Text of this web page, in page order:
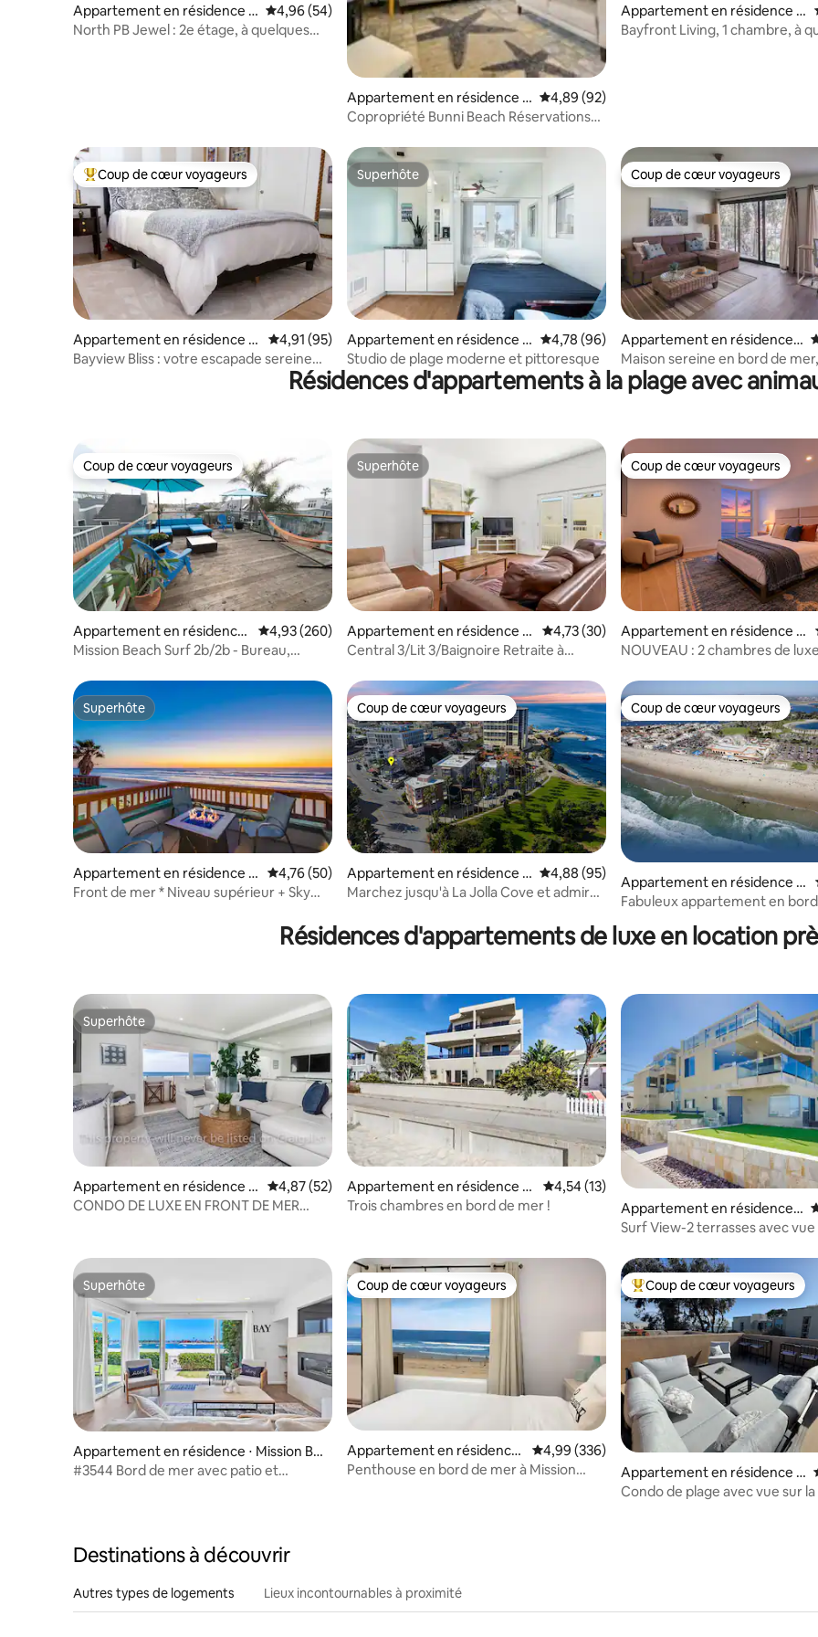
Appartement en résidence ⋅
La Jolla
Évaluation moyenne sur la base de 54 commentaires : 4,96 sur 5
4,96 (54)
North PB Jewel : 2e étage, à quelques
Appartement en résidence ⋅
Mission Beach
Évaluation moyenne sur la base de 92
4,89 (92)
Copropriété Bunni Beach Réservations
Appartement en résidence ⋅
Mission Beach
Bayfront Living, 1 chambre, à
Coups de cœur voyageurs les plus appréciés
Coup de cœur voyageurs
Appartement en résidence ⋅
Pacific Beach
Évaluation moyenne sur la base de 95 commentaires : 4,91 sur 5
4,91 (95)
Bayview Bliss : votre escapade sereine
Superhôte
Superhôte
Appartement en résidence ⋅
Mission Beach
Évaluation moyenne sur la base de 96
4,78 (96)
Studio de plage moderne et pittoresque
Coup de cœur voyageurs
Coup de cœur voyageurs
Appartement en résidence ⋅
Pacific Beach
Maison sereine en bord de
vue, parking !
Résidences d'appartements à la plage avec
Coup de cœur voyageurs
Coup de cœur voyageurs
Appartement en résidence
⋅ Mission Beach
Évaluation moyenne sur la base de 260 commentaires : 4,93 sur 5
4,93 (260)
Mission Beach Surf 2b/2b - Bureau,
Superhôte
Superhôte
Appartement en résidence ⋅
Mission Beach
Évaluation moyenne sur la base de 30
4,73 (30)
Central 3/Lit 3/Baignoire Retraite à
Coup de cœur voyageurs
Coup de cœur voyageurs
Appartement en résidence ⋅
Ocean Beach
NOUVEAU : 2 chambres de
Cliffs !
Superhôte
Superhôte
Appartement en résidence ⋅
Mission Beach
Évaluation moyenne sur la base de 50 commentaires : 4,76 sur 5
4,76 (50)
Front de mer * Niveau supérieur + Sky
Coup de cœur voyageurs
Coup de cœur voyageurs
Appartement en résidence ⋅
La Jolla
Évaluation moyenne sur la base de 95
4,88 (95)
Marchez jusqu'à La Jolla Cove et admirez
Coup de cœur voyageurs
Coup de cœur voyageurs
Appartement en résidence ⋅
Mission Beach
Fabuleux appartement en
Résidences d'appartements de luxe en location
Superhôte
Superhôte
Appartement en résidence ⋅
Mission Beach
Évaluation moyenne sur la base de 52 commentaires : 4,87 sur 5
4,87 (52)
CONDO DE LUXE EN FRONT DE MER
Appartement en résidence ⋅
Mission Beach
Évaluation moyenne sur la base de 13
4,54 (13)
Trois chambres en bord de mer !
Appartement en résidence ⋅
Mission Beach
Surf View-2 terrasses avec vue
Superhôte
Superhôte
Appartement en résidence ⋅ Mission Be
ach
#3544 Bord de mer avec patio et
Coup de cœur voyageurs
Coup de cœur voyageurs
Appartement en résidence
⋅ Mission Beach
Évaluation moyenne sur la base de 336
4,99 (336)
Penthouse en bord de mer à Mission
Coups de cœur voyageurs les
Coup de cœur voyageurs
Appartement en résidence ⋅
Pacific Beach
Condo de plage avec vue sur la
Destinations à découvrir
Autres types de logements Lieux incontournables à proximité